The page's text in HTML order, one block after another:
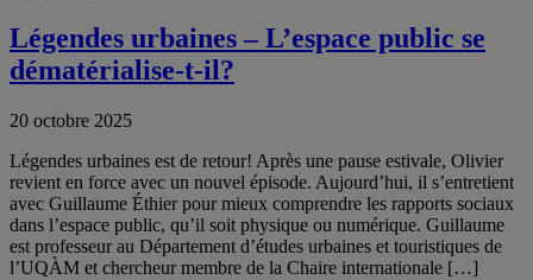
Légendes urbaines – L’espace public se
dématérialise-t-il?
20 octobre 2025
Légendes urbaines est de retour! Après une pause estivale, Olivier
revient en force avec un nouvel épisode. Aujourd’hui, il s’entretient
avec Guillaume Éthier pour mieux comprendre les rapports sociaux
dans l’espace public, qu’il soit physique ou numérique. Guillaume
est professeur au Département d’études urbaines et touristiques de
l’UQÀM et chercheur membre de la Chaire internationale […]